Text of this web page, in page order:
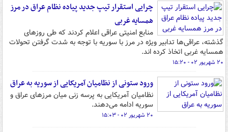
چرایی استقرار تیپ جدید پیاده نظام عراق در مرز
همسایه غربی
منابع امنیتی عراقی اعلام کردند که طی روزهای
گذشته، عراقی‌ها تدابیر ویژه در مرز با سوریه با توجه به شدت گرفتن تحولات
همسایه غربی اتخاذ کرده اند.
۲۰ شهریور ۰۲ - ۱۵:۲۰
ورود ستونی از نظامیان آمریکایی از سوریه به عراق
نظامیان آمریکایی به پرسه زنی میان مرزهای عراق و
سوریه ادامه می‌دهند.
۲۰ شهریور ۰۲ - ۱۵:۰۳